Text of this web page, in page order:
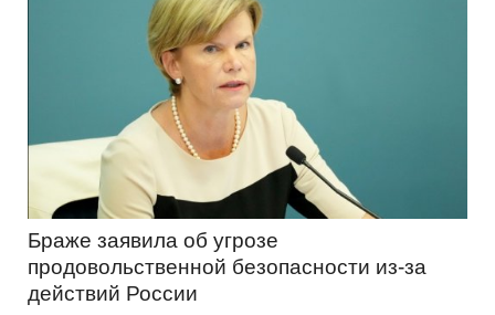
Браже заявила об угрозе
продовольственной безопасности из-за
действий России